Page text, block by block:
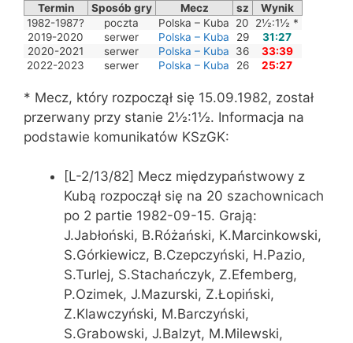
Termin Sposób gry Mecz sz
Wynik
1982-1987?
poczta Polska – Kuba 20
2½:1½ *
2019-2020
serwer Polska – Kuba 29
31:27
2020-2021
serwer Polska – Kuba 36
33:39
2022-2023
serwer Polska – Kuba 26 25:27
* Mecz, który rozpoczął się 15.09.1982, został
przerwany przy stanie 2½:1½. Informacja na
podstawie komunikatów KSzGK:
[L-2/13/82] Mecz międzypaństwowy z
Kubą rozpoczął się na 20 szachownicach
po 2 partie 1982-09-15. Grają:
J.Jabłoński, B.Różański, K.Marcinkowski,
S.Górkiewicz, B.Czepczyński, H.Pazio,
S.Turlej, S.Stachańczyk, Z.Efemberg,
P.Ozimek, J.Mazurski, Z.Łopiński,
Z.Klawczyński, M.Barczyński,
S.Grabowski, J.Balzyt, M.Milewski,